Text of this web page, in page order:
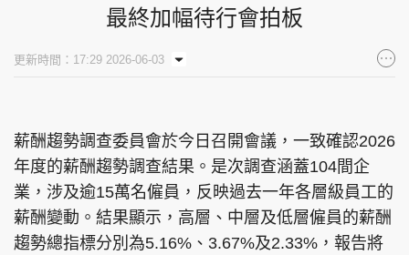
東周刊 cazbuyer 東Touch
最終加幅待行會拍板
更新時間：17:29 2026-06-03
薪酬趨勢調查委員會於今日召開會議，一致確認2026
年度的薪酬趨勢調查結果。是次調查涵蓋104間企
業，涉及逾15萬名僱員，反映過去一年各層級員工的
薪酬變動。結果顯示，高層、中層及低層僱員的薪酬
趨勢總指標分別為5.16%、3.67%及2.33%，報告將